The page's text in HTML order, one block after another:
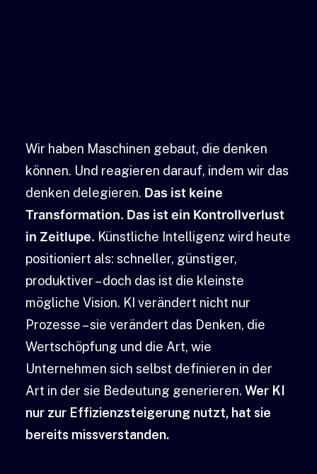
Wir haben Maschinen gebaut, die denken
können. Und reagieren darauf, indem wir das
denken delegieren. Das ist keine
Transformation. Das ist ein Kontrollverlust
in Zeitlupe. Künstliche Intelligenz wird heute
positioniert als: schneller, günstiger,
produktiver – doch das ist die kleinste
mögliche Vision. KI verändert nicht nur
Prozesse – sie verändert das Denken, die
Wertschöpfung und die Art, wie
Unternehmen sich selbst definieren in der
Art in der sie Bedeutung generieren. Wer KI
nur zur Effizienzsteigerung nutzt, hat sie
bereits missverstanden.